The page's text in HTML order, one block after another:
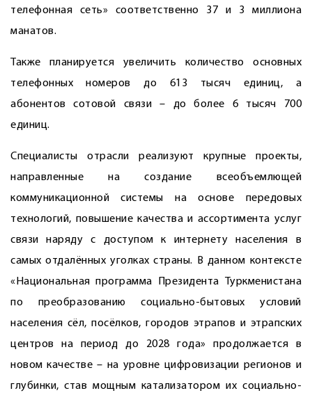
телефонная сеть» соответственно 37 и 3 миллиона
манатов.
Также планируется увеличить количество основных
телефонных номеров до 613 тысяч единиц, а
абонентов сотовой связи – до более 6 тысяч 700
единиц.
Специалисты отрасли реализуют крупные проекты,
направленные на создание всеобъемлющей
коммуникационной системы на основе передовых
технологий, повышение качества и ассортимента услуг
связи наряду с доступом к интернету населения в
самых отдалённых уголках страны. В данном контексте
«Национальная программа Президента Туркменистана
по преобразованию социально-бытовых условий
населения сёл, посёлков, городов этрапов и этрапских
центров на период до 2028 года» продолжается в
новом качестве – на уровне цифровизации регионов и
глубинки, став мощным катализатором их социально-